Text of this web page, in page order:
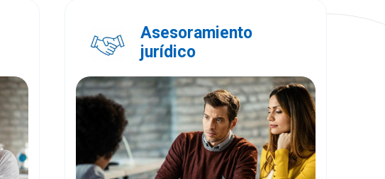
Asesoramiento
jurídico